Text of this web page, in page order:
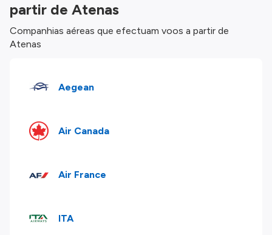
partir de Atenas
Companhias aéreas que efectuam voos a partir de
Atenas
Aegean
Air Canada
Air France
ITA